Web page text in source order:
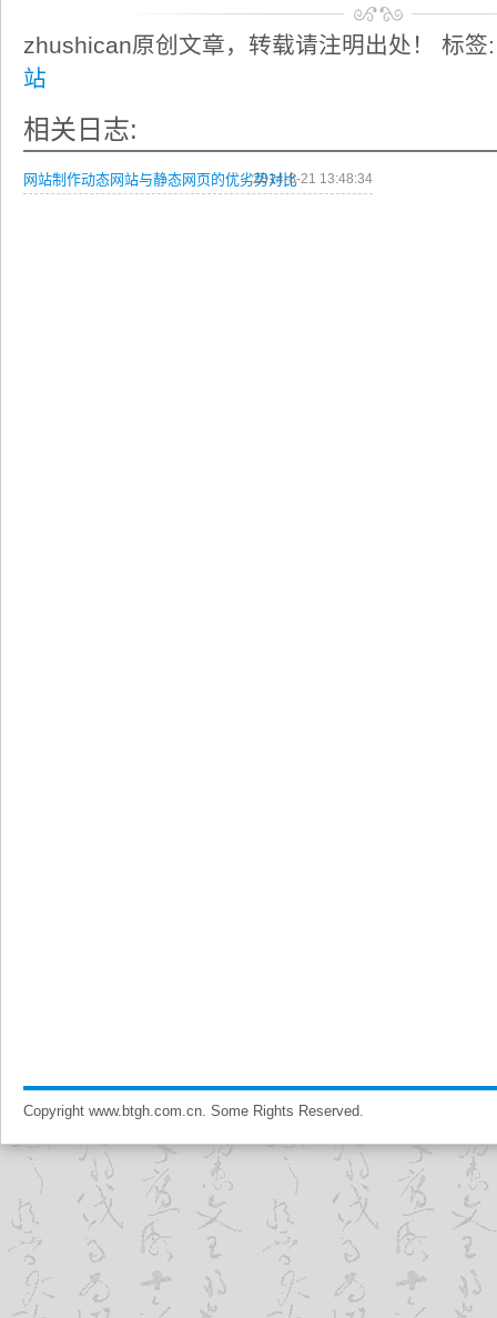
zhushican原创文章，转载请注明出处！ 标
站
相关日志:
2014-8-21 13:48:34
网站制作动态网站与静态网页的优劣势对比
Copyright www.btgh.com.cn. Some Rights Reserved.